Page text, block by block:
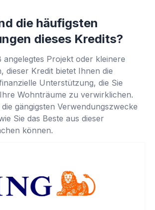
die häufigsten
dieses Kredits?
Projekt oder kleinere
dieser Kredit bietet Ihnen die
Unterstützung, die Sie
Wohnträume zu verwirklichen.
gängigsten Verwendungszwecke
Sie das Beste aus dieser
können.